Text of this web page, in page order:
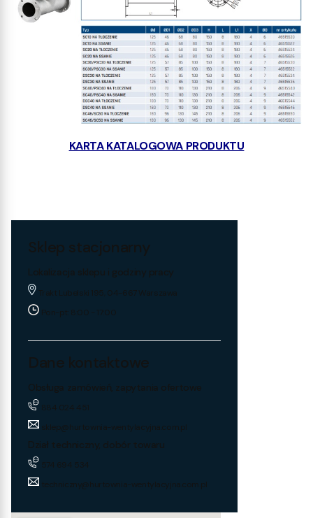
KARTA KATALOGOWA PRODUKTU
Sklep stacjonarny
Lokalizacja sklepu i godziny pracy
Trakt Lubelski 195, 04-667 Warszawa
Pon-pt: 8:00 - 17:00
Dane kontaktowe
Obsługa zamówień, zapytania ofertowe
884 024 451
sklep@hurtownia-wentylacyjna.com.pl
Dział techniczny, dobór towaru
574 694 534
techniczny@hurtownia-wentylacyjna.com.pl